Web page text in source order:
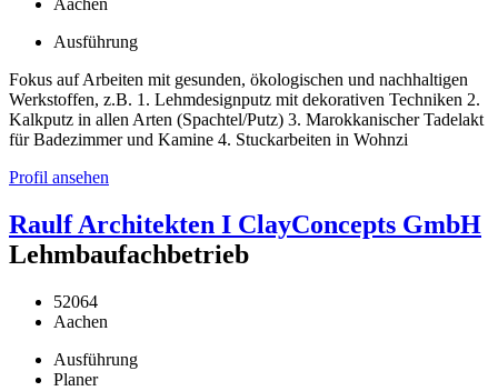
Aachen
Ausführung
Fokus auf Arbeiten mit gesunden, ökologischen und nachhaltigen
Werkstoffen, z.B. 1. Lehmdesignputz mit dekorativen Techniken 2.
Kalkputz in allen Arten (Spachtel/Putz) 3. Marokkanischer Tadelakt
für Badezimmer und Kamine 4. Stuckarbeiten in Wohnzi
Profil ansehen
Raulf Architekten I ClayConcepts GmbH
Lehmbaufachbetrieb
52064
Aachen
Ausführung
Planer